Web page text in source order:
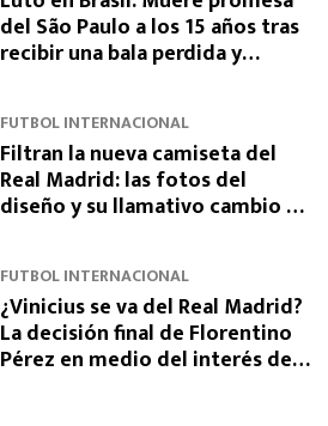
del São Paulo a los 15 años tras
recibir una bala perdida y
FUTBOL INTERNACIONAL
Filtran la nueva camiseta del
Real Madrid: las fotos del
diseño y su llamativo cambio de
FUTBOL INTERNACIONAL
¿Vinicius se va del Real Madrid?
La decisión final de Florentino
Pérez en medio del interés del